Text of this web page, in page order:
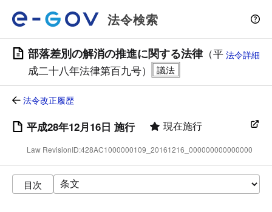
法令検索
部落差別の解消の推進に関する法律（平
成二十八年法律第百九号）
法令詳細
法令改正履歴
平成28年12月16日 施行 現在施行
Law RevisionID:428AC1000000109_20161216_000000000000000
目次